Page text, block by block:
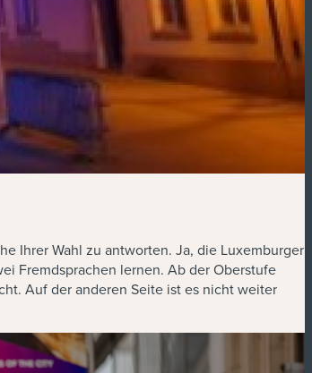
Ihrer Wahl zu antworten. Ja, die Luxemburger
Fremdsprachen lernen. Ab der Oberstufe
Auf der anderen Seite ist es nicht weiter